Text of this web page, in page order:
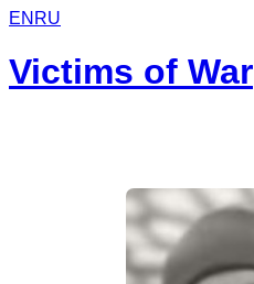
EN RU
Victims of War